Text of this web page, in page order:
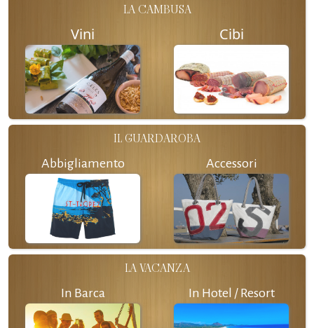
LA CAMBUSA
Vini Cibi
IL GUARDAROBA
Abbigliamento Accessori
LA VACANZA
In Barca In Hotel / Resort